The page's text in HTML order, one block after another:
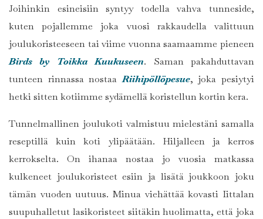
Joihinkin esineisiin syntyy todella vahva tunneside,
kuten pojallemme joka vuosi rakkaudella valittuun
joulukoristeeseen tai viime vuonna saamaamme pieneen
Birds by Toikka Kuukuseen. Saman pakahduttavan
tunteen rinnassa nostaaRiihipöllöpesue, joka pesiytyi
hetki sitten kotiimme sydämellä koristellun kortin kera.
Tunnelmallinen joulukoti valmistuu mielestäni samalla
reseptillä kuin koti ylipäätään. Hiljalleen ja kerros
kerrokselta. On ihanaa nostaa jo vuosia matkassa
kulkeneet joulukoristeet esiin ja lisätä joukkoon joku
tämän vuoden uutuus. Minua viehättää kovasti Iittalan
suupuhalletut lasikoristeet siitäkin huolimatta, että joka